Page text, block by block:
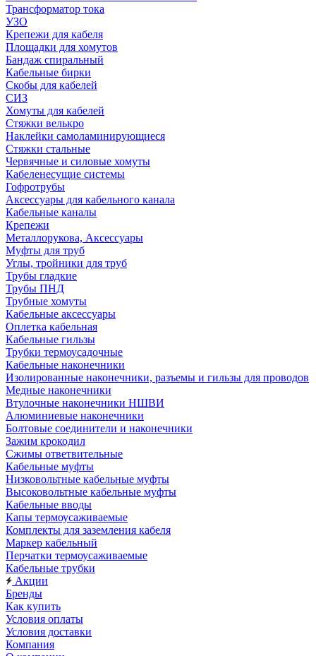
Трансформатор тока
УЗО
Крепежи для кабеля
Площадки для хомутов
Бандаж спиральный
Кабельные бирки
Cкобы для кабелей
СИЗ
Хомуты для кабелей
Стяжки велькро
Наклейки самоламинирующиеся
Стяжки стальные
Червячные и силовые хомуты
Кабеленесущие системы
Гофротрубы
Аксессуары для кабельного канала
Кабельные каналы
Крепежи
Металлорукова, Аксессуары
Муфты для труб
Углы, тройники для труб
Трубы гладкие
Трубы ПНД
Трубные хомуты
Кабельные аксессуары
Оплетка кабельная
Кабельные гильзы
Трубки термоусадочные
Кабельные наконечники
Изолированные наконечники, разъемы и гильзы для проводов
Медные наконечники
Втулочные наконечники НШВИ
Алюминиевые наконечники
Болтовые соединители и наконечники
Зажим крокодил
Сжимы ответвительные
Кабельные муфты
Низковольтные кабельные муфты
Высоковольтные кабельные муфты
Кабельные вводы
Капы термоусаживаемые
Комплекты для заземления кабеля
Маркер кабельный
Перчатки термоусаживаемые
Кабельные трубки
Акции
Бренды
Как купить
Условия оплаты
Условия доставки
Компания